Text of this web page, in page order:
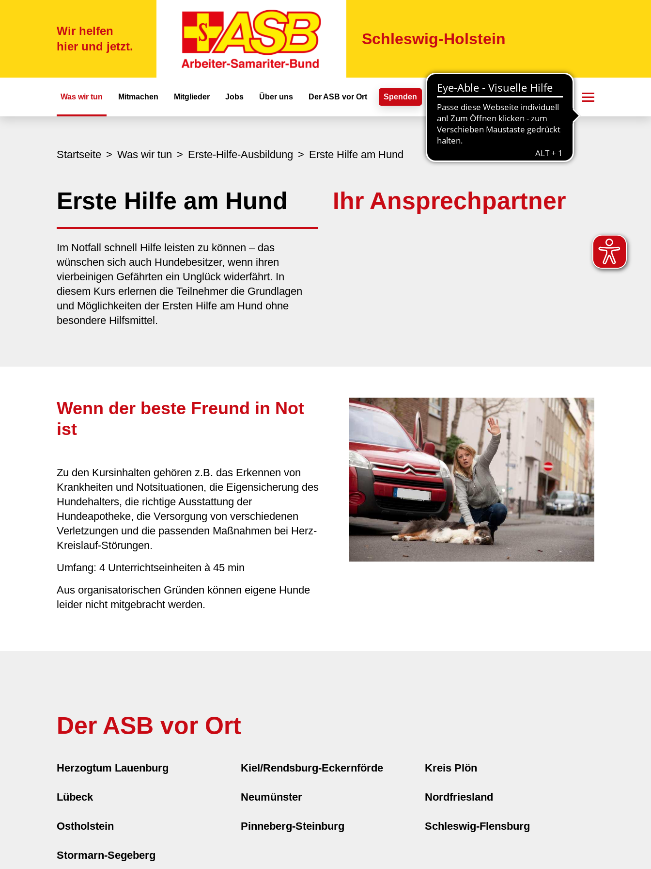
Wir helfen
hier und jetzt.
Schleswig-Holstein
Hauptnavigation
Was wir tun Mitmachen Mitglieder Jobs Über uns Der ASB vor Ort Spenden
Startseite Was wir tun Erste-Hilfe-Ausbildung Erste Hilfe am Hund
Erste Hilfe am Hund
Im Notfall schnell Hilfe leisten zu können – das
wünschen sich auch Hundebesitzer, wenn ihren
vierbeinigen Gefährten ein Unglück widerfährt. In
diesem Kurs erlernen die Teilnehmer die Grundlagen
und Möglichkeiten der Ersten Hilfe am Hund ohne
besondere Hilfsmittel.
Ihr Ansprechpartner
Wenn der beste Freund in Not
ist
Zu den Kursinhalten gehören z.B. das Erkennen von
Krankheiten und Notsituationen, die Eigensicherung des
Hundehalters, die richtige Ausstattung der
Hundeapotheke, die Versorgung von verschiedenen
Verletzungen und die passenden Maßnahmen bei Herz-
Kreislauf-Störungen.
Umfang: 4 Unterrichtseinheiten à 45 min
Aus organisatorischen Gründen können eigene Hunde
leider nicht mitgebracht werden.
Der ASB vor Ort
Herzogtum Lauenburg Kiel/Rendsburg-Eckernförde Kreis Plön
Lübeck Neumünster Nordfriesland
Ostholstein Pinneberg-Steinburg Schleswig-Flensburg
Stormarn-Segeberg